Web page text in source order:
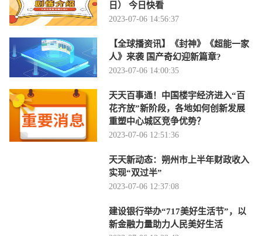
日） 今日快看
2023-07-06 14:56:37
【全球播资讯】《封神》《超能一家
人》来袭 国产奇幻迎新篇章?
2023-07-06 14:00:35
天天百事通！中国楼宇经济进入“百
花齐放”新阶段，各地如何创新发展
重塑中心城区竞争优势？
2023-07-06 12:51:36
天天新动态：朔州市上半年财政收入
实现“双过半”
2023-07-06 12:37:08
建设银行举办“717美好生活节”，以
新金融力量助力人民美好生活